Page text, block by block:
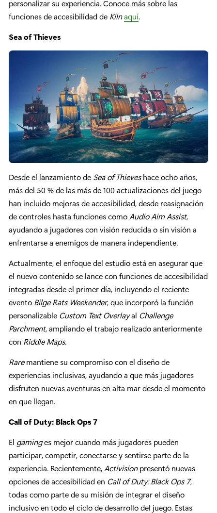
personalizar su experiencia. Conoce más sobre las
funciones de accesibilidad de Kilnaquí.
Sea of Thieves
Desde el lanzamiento de Sea of Thieveshace ocho años,
más del 50 % de las más de 100 actualizaciones del juego
han incluido mejoras de accesibilidad, desde reasignación
de controles hasta funciones como Audio Aim Assist,
ayudando a jugadores con visión reducida o sin visión a
enfrentarse a enemigos de manera independiente.
Actualmente, el enfoque del estudio está en asegurar que
el nuevo contenido se lance con funciones de accesibilidad
integradas desde el primer día, incluyendo el reciente
evento Bilge Rats Weekender, que incorporó la función
personalizable Custom Text Overlayal Challenge
Parchment, ampliando el trabajo realizado anteriormente
con Riddle Maps.
Raremantiene su compromiso con el diseño de
experiencias inclusivas, ayudando a que más jugadores
disfruten nuevas aventuras en alta mar desde el momento
en que llegan.
Call of Duty: Black Ops 7
El gaminges mejor cuando más jugadores pueden
participar, competir, conectarse y sentirse parte de la
experiencia. Recientemente, Activisionpresentó nuevas
opciones de accesibilidad en Call of Duty: Black Ops 7,
todas como parte de su misión de integrar el diseño
inclusivo en todo el ciclo de desarrollo del juego. Estas